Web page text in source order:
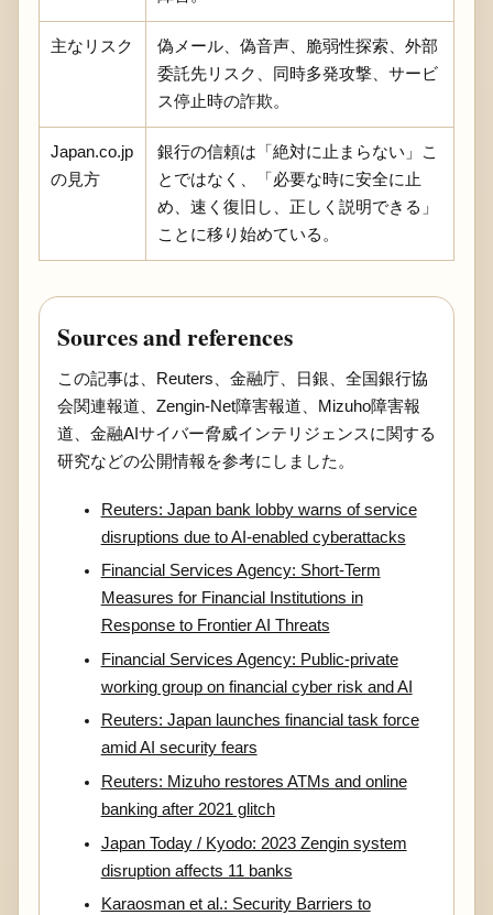
主なリスク
偽メール、偽音声、脆弱性探索、外部
委託先リスク、同時多発攻撃、サービ
ス停止時の詐欺。
Japan.co.jp
の見方
銀行の信頼は「絶対に止まらない」こ
とではなく、「必要な時に安全に止
め、速く復旧し、正しく説明できる」
ことに移り始めている。
Sources and references
この記事は、Reuters、金融庁、日銀、全国銀行協
会関連報道、Zengin-Net障害報道、Mizuho障害報
道、金融AIサイバー脅威インテリジェンスに関する
研究などの公開情報を参考にしました。
Reuters: Japan bank lobby warns of service
disruptions due to AI-enabled cyberattacks
Financial Services Agency: Short-Term
Measures for Financial Institutions in
Response to Frontier AI Threats
Financial Services Agency: Public-private
working group on financial cyber risk and AI
Reuters: Japan launches financial task force
amid AI security fears
Reuters: Mizuho restores ATMs and online
banking after 2021 glitch
Japan Today / Kyodo: 2023 Zengin system
disruption affects 11 banks
Karaosman et al.: Security Barriers to